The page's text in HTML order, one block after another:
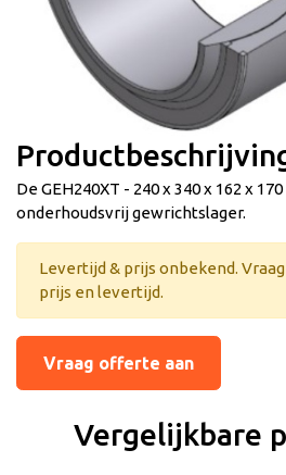
De GEH240XT - 240 x 340 x 162 x
onderhoudsvrij gewrichtslager.
Levertijd & prijs onbekend.
prijs en levertijd.
Vraag offerte aan
Vergelijkbare